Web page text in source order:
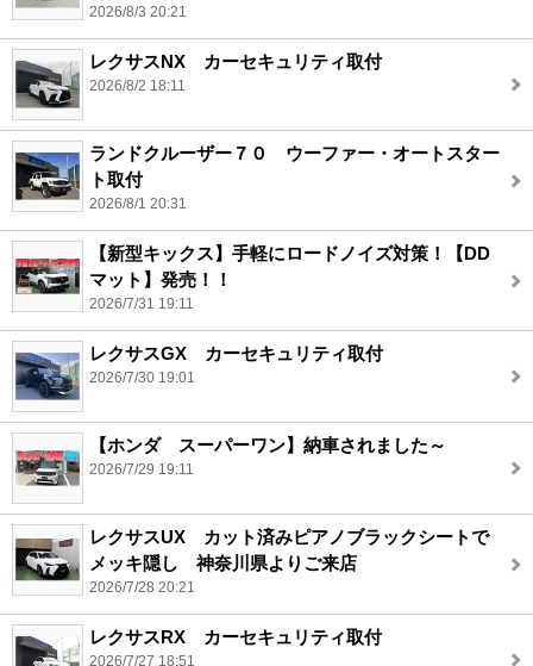
2026/8/3 20:21
レクサスNX カーセキュリティ取付
2026/8/2 18:11
ランドクルーザー７０ ウーファー・オートスター
ト取付
2026/8/1 20:31
【新型キックス】手軽にロードノイズ対策！【DD
マット】発売！！
2026/7/31 19:11
レクサスGX カーセキュリティ取付
2026/7/30 19:01
【ホンダ スーパーワン】納車されました～
2026/7/29 19:11
レクサスUX カット済みピアノブラックシートで
メッキ隠し 神奈川県よりご来店
2026/7/28 20:21
レクサスRX カーセキュリティ取付
2026/7/27 18:51